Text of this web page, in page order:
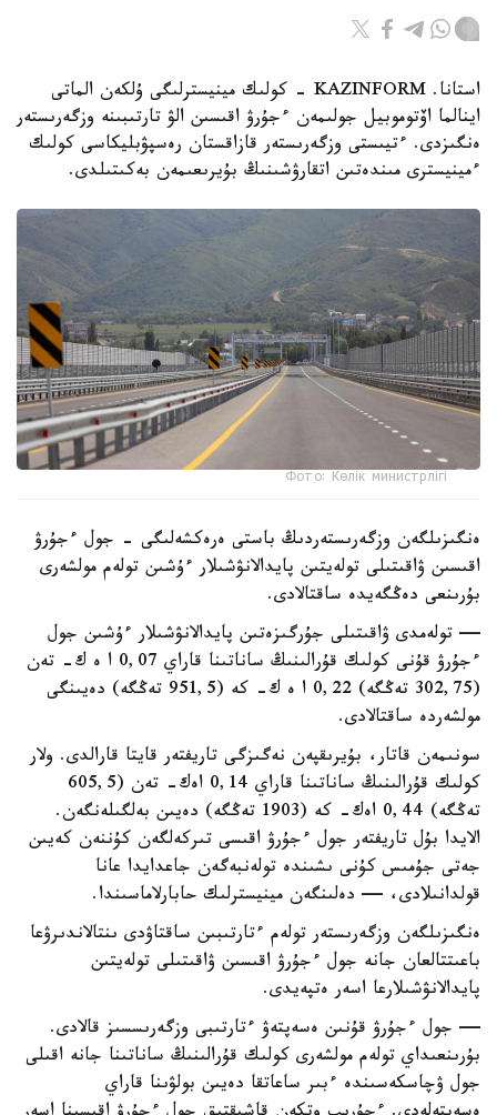
استانا. KAZINFORM - كولىك مينيسترلىگى ۇلكەن الماتى
اينالما اۆتوموبيل جولىمەن ءجۇرۋ اقىسىن الۋ تارتىبىنە وزگەرىستەر
ەنگىزدى. ءتيىستى وزگەرىستەر قازاقستان رەسپۋبليكاسى كولىك
ءمينيسترى مىندەتىن اتقارۋشىنىڭ بۇيرىعىمەن بەكىتىلدى.
Фото: Көлік министрлігі
ەنگىزىلگەن وزگەرىستەردىڭ باستى ەرەكشەلىگى - جول ءجۇرۋ
اقىسىن ۋاقىتىلى تولەيتىن پايدالانۋشىلار ءۇشىن تولەم مولشەرى
بۇرىنعى دەڭگەيدە ساقتالادى.
— تولەمدى ۋاقىتىلى جۇرگىزەتىن پايدالانۋشىلار ءۇشىن جول
ءجۇرۋ قۇنى كولىك قۇرالىنىڭ ساناتىنا قاراي 0,07 ا ە ك- تەن
(302,75 تەڭگە) 0,22 ا ە ك- كە (951,5 تەڭگە) دەيىنگى
مولشەردە ساقتالادى.
سونىمەن قاتار، بۇيرىقپەن نەگىزگى تاريفتەر قايتا قارالدى. ولار
كولىك قۇرالىنىڭ ساناتىنا قاراي 0,14 اەك- تەن (605,5
تەڭگە) 0,44 اەك- كە (1903 تەڭگە) دەيىن بەلگىلەنگەن.
الايدا بۇل تاريفتەر جول ءجۇرۋ اقىسى تىركەلگەن كۇننەن كەيىن
جەتى جۇمىس كۇنى ىشىندە تولەنبەگەن جاعدايدا عانا
قولدانىلادى، — دەلىنگەن مينيسترلىك حابارلاماسىندا.
ەنگىزىلگەن وزگەرىستەر تولەم ءتارتىبىن ساقتاۋدى ىنتالاندىرۋعا
باعىتتالعان جانە جول ءجۇرۋ اقىسىن ۋاقىتىلى تولەيتىن
پايدالانۋشىلارعا اسەر ەتپەيدى.
— جول ءجۇرۋ قۇنىن ەسەپتەۋ ءتارتىبى وزگەرىسسىز قالادى.
بۇرىنعىداي تولەم مولشەرى كولىك قۇرالىنىڭ ساناتىنا جانە اقىلى
جول ۋچاسكەسىندە ءبىر ساعاتقا دەيىن بولۋىنا قاراي